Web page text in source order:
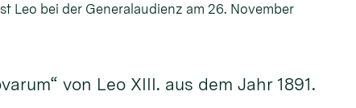
Leo bei der Generalaudienz am 26. November
von Leo XIII. aus dem Jahr 1891.